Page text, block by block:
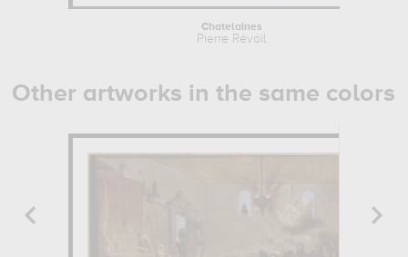
Chatelaines
Pierre Révoil
Other artworks in the same colors